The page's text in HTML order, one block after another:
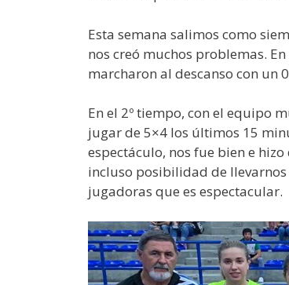
Esta semana salimos como
nos creó muchos problemas.
marcharon al descanso con un
En el 2º tiempo, con el equipo
jugar de 5×4 los últimos 15
espectáculo, nos fue bien e
incluso posibilidad de llevarnos
jugadoras que es espectacular.